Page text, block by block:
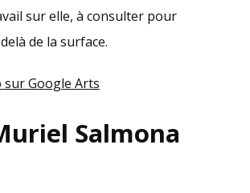
sur elle, à consulter pour
de la surface.
sur Google Arts
Salmona